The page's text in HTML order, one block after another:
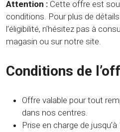
Attention : Cette offre est
conditions. Pour plus de
l’éligibilité, n’hésitez pas à
magasin ou sur notre site.
Conditions de
Offre valable pour tout
dans nos centres.
Prise en charge de